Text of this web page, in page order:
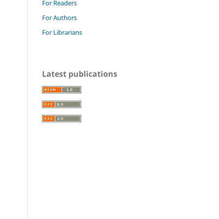
For Readers
For Authors
For Librarians
Latest publications